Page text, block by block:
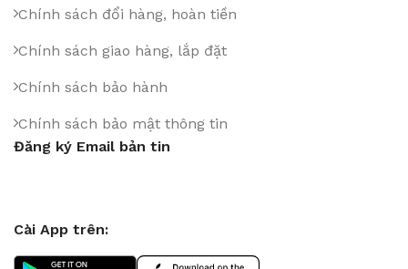
Chính sách đổi hàng, hoàn tiền
Chính sách giao hàng, lắp đặt
Chính sách bảo hành
Chính sách bảo mật thông tin
Đăng ký Email bản tin
Cài App trên: